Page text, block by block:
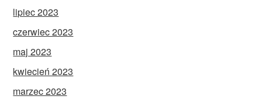
lipiec 2023
czerwiec 2023
maj 2023
kwiecień 2023
marzec 2023